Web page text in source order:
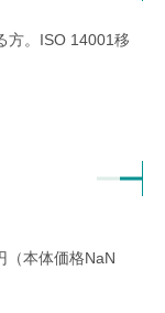
方。ISO 14001移
（本体価格NaN